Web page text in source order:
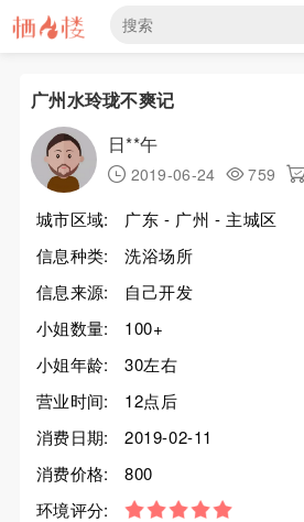
广州水玲珑不爽记
日**午
2019-06-24 759
城市区域:
广东 - 广州 - 主城区
信息种类:
洗浴场所
信息来源:
自己开发
小姐数量:
100+
小姐年龄:
30左右
营业时间:
12点后
消费日期:
2019-02-11
消费价格:
800
环境评分: